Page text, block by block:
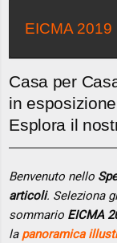
EICMA 2019
Casa per
in
Esplora il
Benvenuto nello
articoli. Seleziona
sommario EICMA
la panoramica